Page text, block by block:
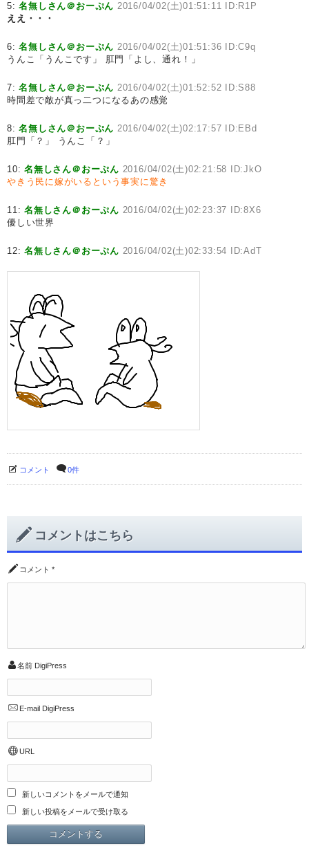
5:名無しさん＠おーぷん 2016/04/02(土)01:51:11 ID:R1P
ええ・・・
6:名無しさん＠おーぷん 2016/04/02(土)01:51:36 ID:C9q
うんこ「うんこです」 肛門「よし、通れ！」
7:名無しさん＠おーぷん 2016/04/02(土)01:52:52 ID:S88
時間差で敵が真っ二つになるあの感覚
8:名無しさん＠おーぷん 2016/04/02(土)02:17:57 ID:EBd
肛門「？」 うんこ「？」
10:名無しさん＠おーぷん 2016/04/02(土)02:21:58 ID:JkO
やきう民に嫁がいるという事実に驚き
11:名無しさん＠おーぷん 2016/04/02(土)02:23:37 ID:8X6
優しい世界
12:名無しさん＠おーぷん 2016/04/02(土)02:33:54 ID:AdT
コメント 0件
コメントはこちら
コメント *
名前 DigiPress
E-mail DigiPress
URL
新しいコメントをメールで通知
新しい投稿をメールで受け取る